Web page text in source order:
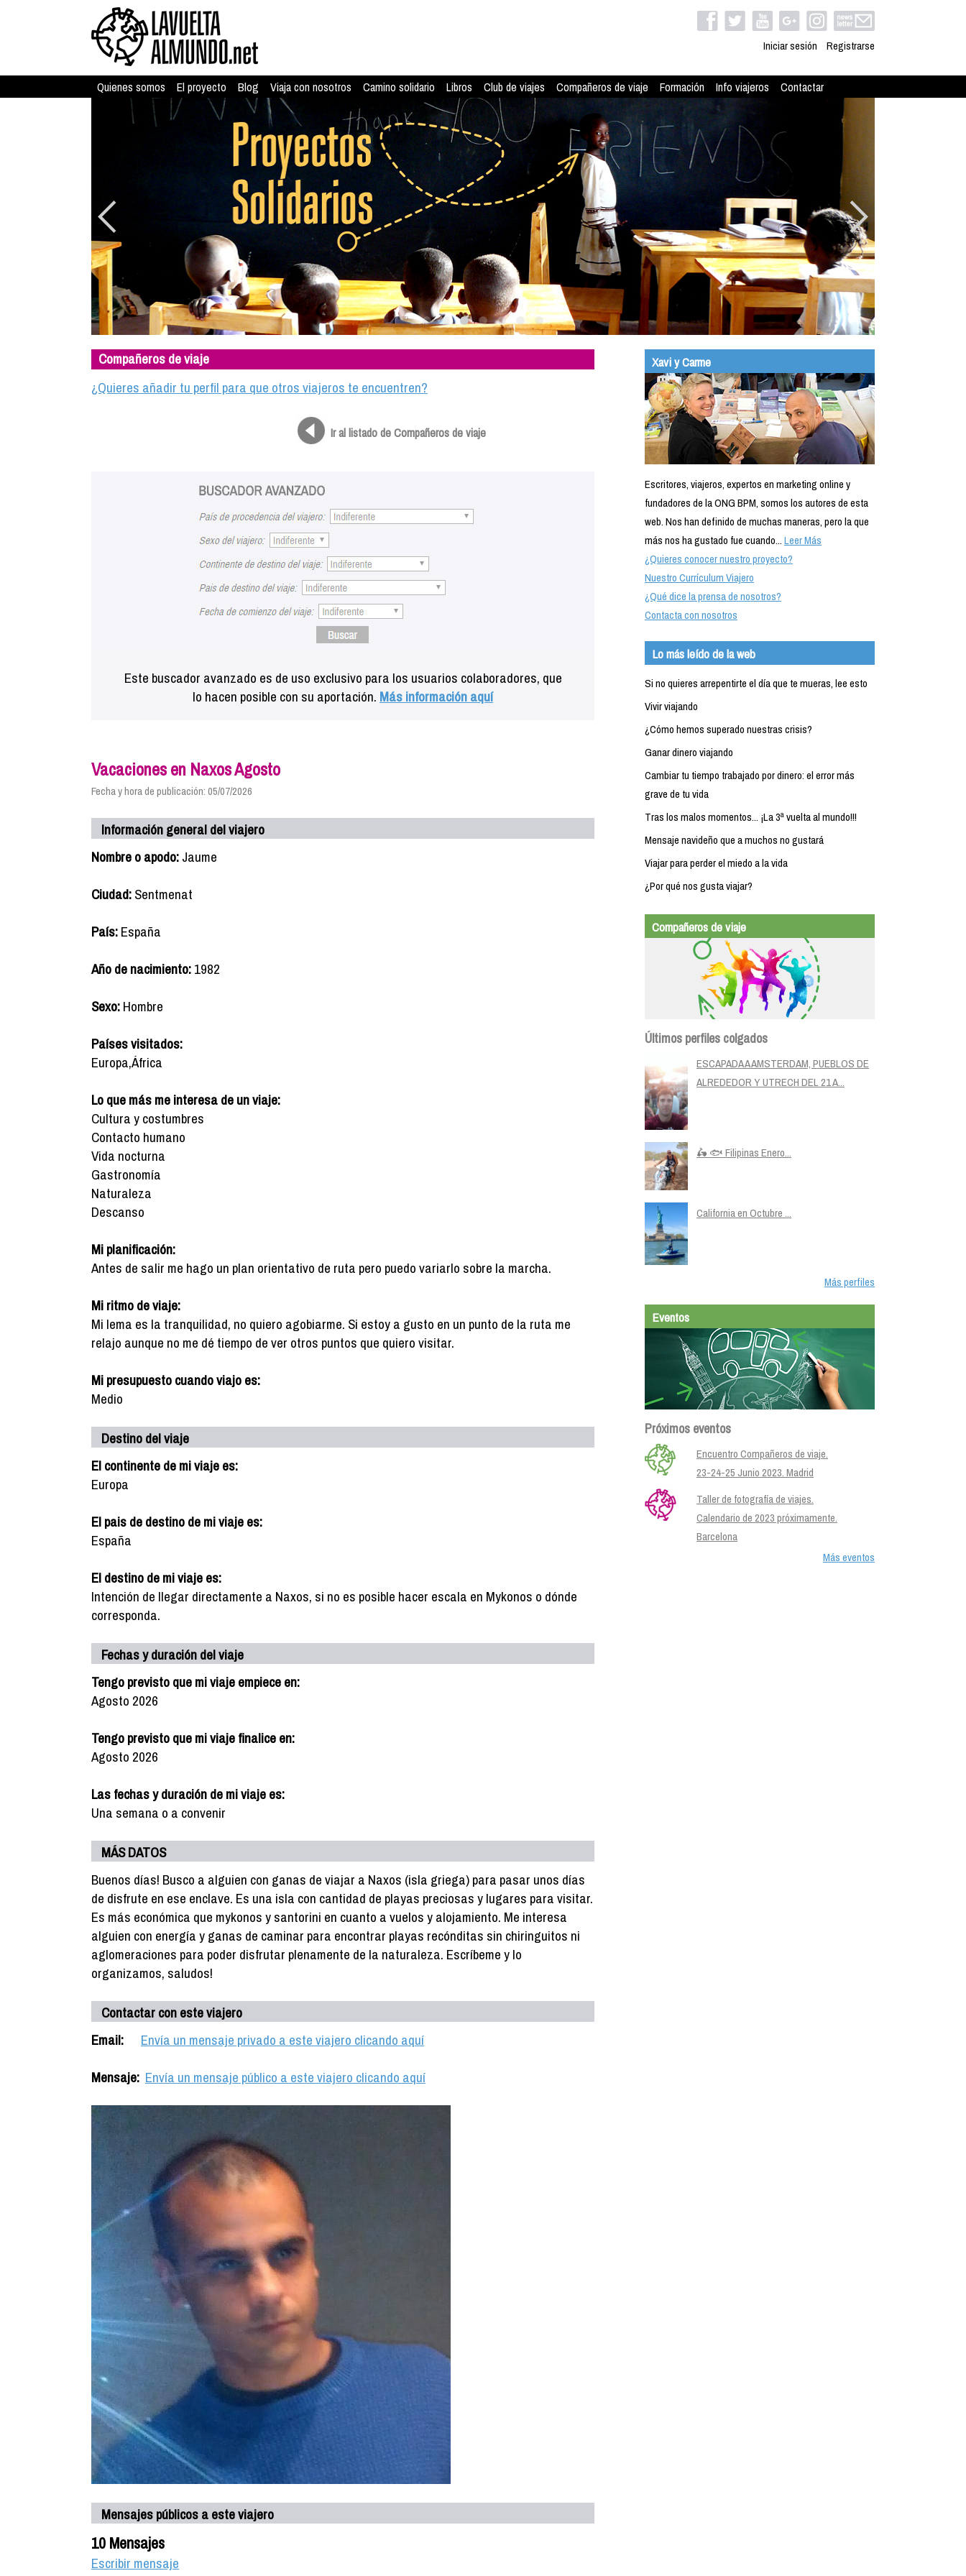
Iniciar sesión Registrarse
Quienes somos El proyecto Blog Viaja con nosotros Camino solidario Libros Club de viajes Compañeros de viaje Formación Info viajeros Contactar
Compañeros de viaje
¿Quieres añadir tu perfil para que otros viajeros te encuentren?
Ir al listado de Compañeros de viaje
Este buscador avanzado es de uso exclusivo para los usuarios colaboradores, que
lo hacen posible con su aportación. Más información aquí
Vacaciones en Naxos Agosto
Fecha y hora de publicación: 05/07/2026
Información general del viajero
Nombre o apodo:Jaume
Ciudad:Sentmenat
País:España
Año de nacimiento:1982
Sexo:Hombre
Países visitados:
Europa,África
Lo que más me interesa de un viaje:
Cultura y costumbres
Contacto humano
Vida nocturna
Gastronomía
Naturaleza
Descanso
Mi planificación:
Antes de salir me hago un plan orientativo de ruta pero puedo variarlo sobre la marcha.
Mi ritmo de viaje:
Mi lema es la tranquilidad, no quiero agobiarme. Si estoy a gusto en un punto de la ruta me
relajo aunque no me dé tiempo de ver otros puntos que quiero visitar.
Mi presupuesto cuando viajo es:
Medio
Destino del viaje
El continente de mi viaje es:
Europa
El pais de destino de mi viaje es:
España
El destino de mi viaje es:
Intención de llegar directamente a Naxos, si no es posible hacer escala en Mykonos o dónde
corresponda.
Fechas y duración del viaje
Tengo previsto que mi viaje empiece en:
Agosto 2026
Tengo previsto que mi viaje finalice en:
Agosto 2026
Las fechas y duración de mi viaje es:
Una semana o a convenir
MÁS DATOS
Buenos días! Busco a alguien con ganas de viajar a Naxos (isla griega) para pasar unos días
de disfrute en ese enclave. Es una isla con cantidad de playas preciosas y lugares para visitar.
Es más económica que mykonos y santorini en cuanto a vuelos y alojamiento. Me interesa
alguien con energía y ganas de caminar para encontrar playas recónditas sin chiringuitos ni
aglomeraciones para poder disfrutar plenamente de la naturaleza. Escríbeme y lo
organizamos, saludos!
Contactar con este viajero
Email:
Envía un mensaje privado a este viajero clicando aquí
Mensaje: Envía un mensaje público a este viajero clicando aquí
Mensajes públicos a este viajero
10 Mensajes
Escribir mensaje
Xavi y Carme
Escritores, viajeros, expertos en marketing online y
fundadores de la ONG BPM, somos los autores de esta
web. Nos han definido de muchas maneras, pero la que
más nos ha gustado fue cuando...Leer Más
¿Quieres conocer nuestro proyecto?
Nuestro Currículum Viajero
¿Qué dice la prensa de nosotros?
Contacta con nosotros
Lo más leído de la web
Si no quieres arrepentirte el día que te mueras, lee esto
Vivir viajando
¿Cómo hemos superado nuestras crisis?
Ganar dinero viajando
Cambiar tu tiempo trabajado por dinero: el error más
grave de tu vida
Tras los malos momentos... ¡La 3ª vuelta al mundo!!!
Mensaje navideño que a muchos no gustará
Viajar para perder el miedo a la vida
¿Por qué nos gusta viajar?
Compañeros de viaje
Últimos perfiles colgados
ESCAPADA A AMSTERDAM, PUEBLOS DE
ALREDEDOR Y UTRECH DEL 21 A...
🛵 🐟 Filipinas Enero...
California en Octubre ...
Más perfiles
Eventos
Próximos eventos
Encuentro Compañeros de viaje.
23-24-25 Junio 2023. Madrid
Taller de fotografía de viajes.
Calendario de 2023 próximamente.
Barcelona
Más eventos